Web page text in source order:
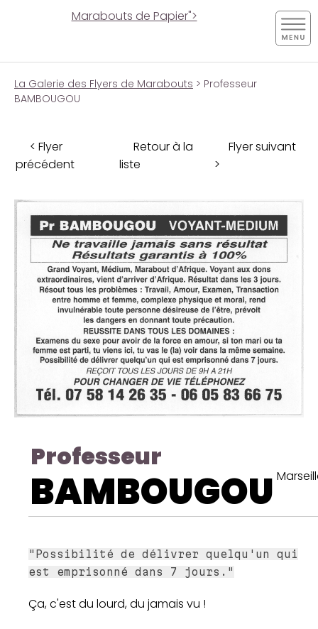
Marabouts de Papier">
La Galerie des Flyers de Marabouts > Professeur
BAMBOUGOU
< Flyer
précédent
Retour à la
liste
Flyer suivant
>
Professeur
BAMBOUGOU
"Possibilité de délivrer quelqu'un qui
est emprisonné dans 7 jours."
Ça, c'est du lourd, du jamais vu !